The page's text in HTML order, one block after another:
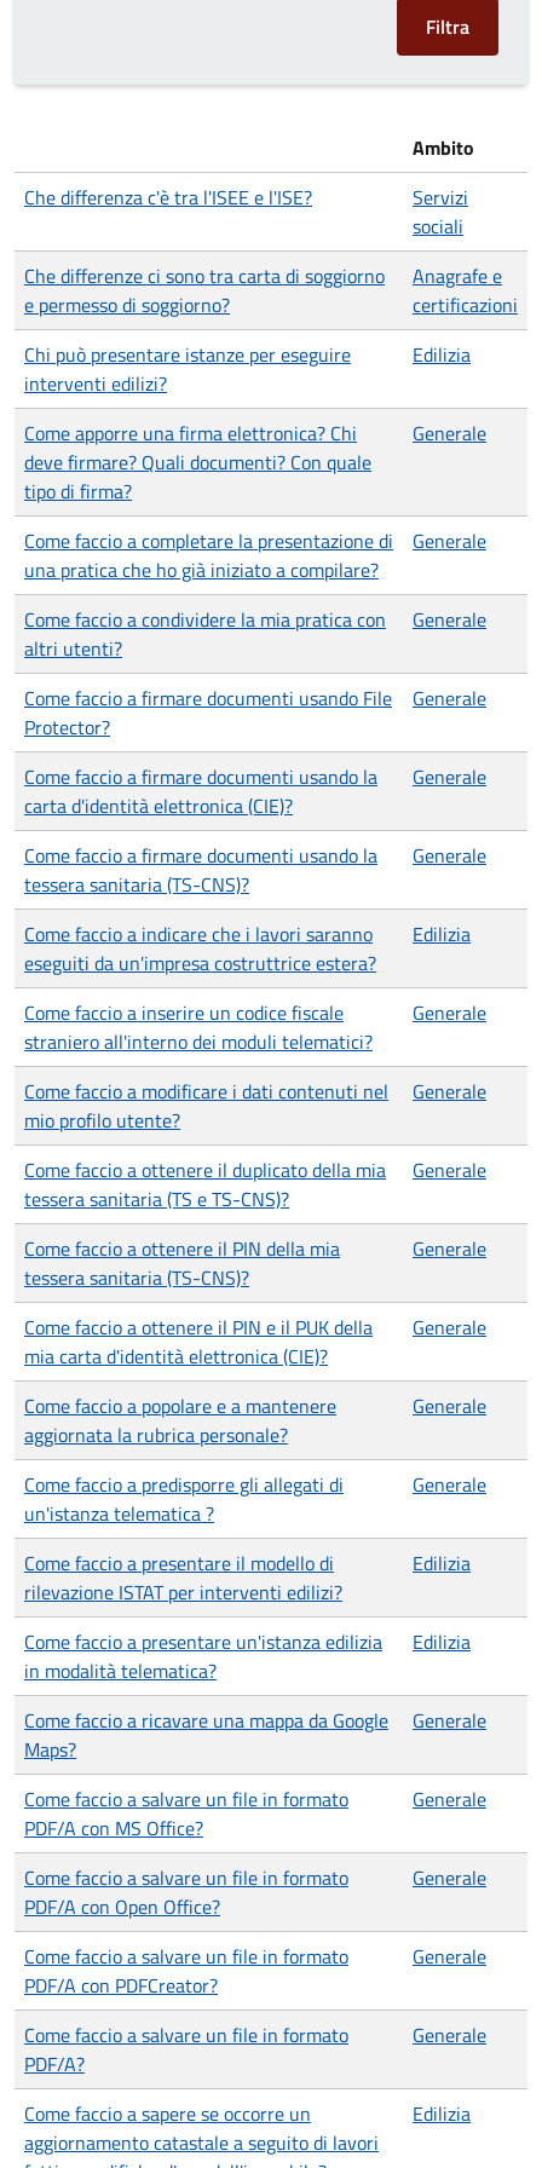
Ambito
Che differenza c'è tra l'ISEE e l'ISE?
Servizi
sociali
Che differenze ci sono tra carta di soggiorno
e permesso di soggiorno?
Anagrafe e
certificazioni
Chi può presentare istanze per eseguire
interventi edilizi?
Edilizia
Come apporre una firma elettronica? Chi
deve firmare? Quali documenti? Con quale
tipo di firma?
Generale
Come faccio a completare la presentazione di
una pratica che ho già iniziato a compilare?
Generale
Come faccio a condividere la mia pratica con
altri utenti?
Generale
Come faccio a firmare documenti usando File
Protector?
Generale
Come faccio a firmare documenti usando la
carta d'identità elettronica (CIE)?
Generale
Come faccio a firmare documenti usando la
tessera sanitaria (TS-CNS)?
Generale
Come faccio a indicare che i lavori saranno
eseguiti da un'impresa costruttrice estera?
Edilizia
Come faccio a inserire un codice fiscale
straniero all'interno dei moduli telematici?
Generale
Come faccio a modificare i dati contenuti nel
mio profilo utente?
Generale
Come faccio a ottenere il duplicato della mia
tessera sanitaria (TS e TS-CNS)?
Generale
Come faccio a ottenere il PIN della mia
tessera sanitaria (TS-CNS)?
Generale
Come faccio a ottenere il PIN e il PUK della
mia carta d'identità elettronica (CIE)?
Generale
Come faccio a popolare e a mantenere
aggiornata la rubrica personale?
Generale
Come faccio a predisporre gli allegati di
un'istanza telematica ?
Generale
Come faccio a presentare il modello di
rilevazione ISTAT per interventi edilizi?
Edilizia
Come faccio a presentare un'istanza edilizia
in modalità telematica?
Edilizia
Come faccio a ricavare una mappa da Google
Maps?
Generale
Come faccio a salvare un file in formato
PDF/A con MS Office?
Generale
Come faccio a salvare un file in formato
PDF/A con Open Office?
Generale
Come faccio a salvare un file in formato
PDF/A con PDFCreator?
Generale
Come faccio a salvare un file in formato
PDF/A?
Generale
Come faccio a sapere se occorre un
aggiornamento catastale a seguito di lavori
Edilizia